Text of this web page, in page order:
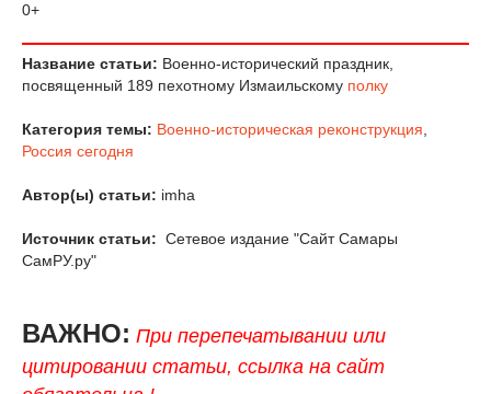
0+
Название статьи: Военно-исторический праздник,
посвященный 189 пехотному Измаильскому полку
Категория темы: Военно-историческая реконструкция
Россия сегодня
Автор(ы) статьи: imha
Источник статьи: Сетевое издание "Сайт Самары
СамРУ.ру"
ВАЖНО: При перепечатывании или
цитировании статьи, ссылка на сайт